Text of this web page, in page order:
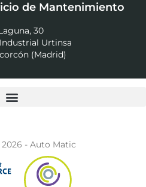
de Mantenimiento
30
Urtinsa
(Madrid)
- Auto Matic